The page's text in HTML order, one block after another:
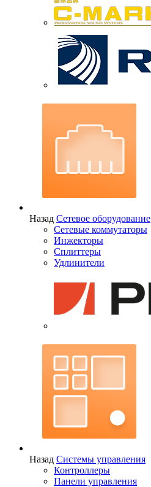
Назад Сетевое оборудование
Сетевые коммутаторы
Инжекторы
Сплиттеры
Удлинители
Назад Системы управления
Контроллеры
Панели управления